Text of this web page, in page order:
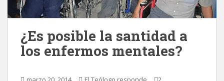
¿Es posible la santidad a
los enfermos mentales?